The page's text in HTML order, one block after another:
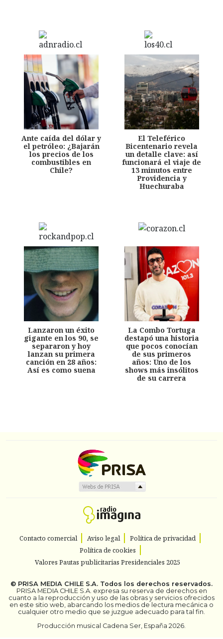
Ante caída del dólar y
el petróleo: ¿Bajarán
los precios de los
combustibles en
Chile?
El Teleférico
Bicentenario revela
un detalle clave: así
funcionará el viaje de
13 minutos entre
Providencia y
Huechuraba
Lanzaron un éxito
gigante en los 90, se
separaron y hoy
lanzan su primera
canción en 28 años:
Así es como suena
La Combo Tortuga
destapó una historia
que pocos conocían
de sus primeros
años: Uno de los
shows más insólitos
de su carrera
Contacto comercial Aviso legal
Política de privacidad
Política de cookies
Valores Pautas publicitarias Presidenciales 2025
© PRISA MEDIA CHILE S.A. Todos los derechos reservados.
PRISA MEDIA CHILE S.A. expresa su reserva de derechos en
cuanto a la reproducción y uso de las obras y servicios ofrecidos
en este sitio web, abarcando los medios de lectura mecánica o
cualquier otro medio que se juzgue adecuado para tal fin.
Producción musical Cadena Ser, España 2026.